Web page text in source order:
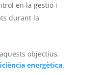
en la gestió i
durant la
objectius,
energètica.